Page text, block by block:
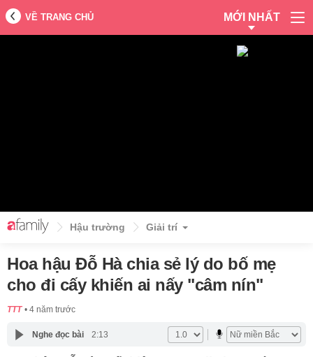
VỀ TRANG CHỦ MỚI NHẤT
Hậu trường Giải trí
Hoa hậu Đỗ Hà chia sẻ lý do bố mẹ
cho đi cấy khiến ai nấy "câm nín"
TTT 4 năm trước
Nghe đọc bài 2:13